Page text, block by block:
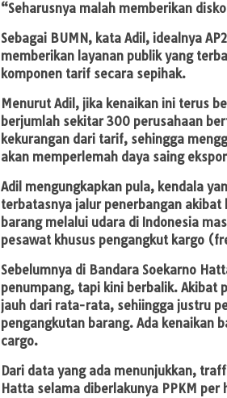
“Seharusnya malah memberikan
Sebagai BUMN, kata Adil, idealnya
memberikan layanan publik yang
komponen tarif secara sepihak.
Menurut Adil, jika kenaikan ini terus
berjumlah sekitar 300 perusahaan
kekurangan dari tarif, sehingga
akan memperlemah daya saing
Adil mengungkapkan pula, kendala
terbatasnya jalur penerbangan
barang melalui udara di Indonesia
pesawat khusus pengangkut kargo
Sebelumnya di Bandara Soekarno
penumpang, tapi kini berbalik. Akibat
jauh dari rata-rata, sehiingga justru
pengangkutan barang. Ada kenaikan
cargo.
Dari data yang ada menunjukkan,
Hatta selama diberlakunya PPKM